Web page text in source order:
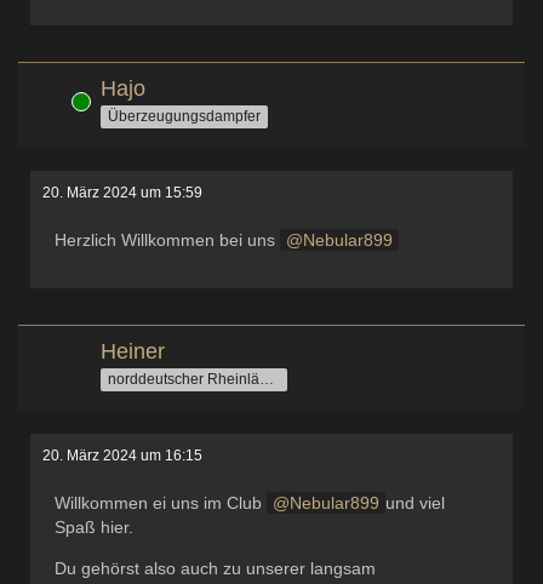
Online Hajo
Überzeugungsdampfer
20. März 2024 um 15:59
Herzlich Willkommen bei uns Nebular899
Heiner
20. März 2024 um 16:15
Willkommen ei uns im Club Nebular899 und viel
Spaß hier.
Du gehörst also auch zu unserer langsam